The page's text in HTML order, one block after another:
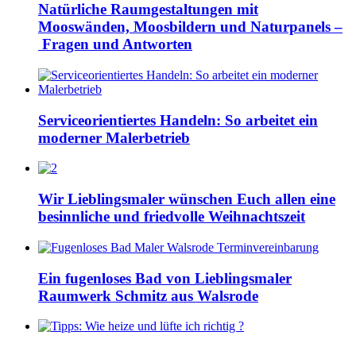
Natürliche Raumgestaltungen mit
Mooswänden, Moosbildern und Naturpanels –
Fragen und Antworten
Serviceorientiertes Handeln: So arbeitet ein
moderner Malerbetrieb
Wir Lieblingsmaler wünschen Euch allen eine
besinnliche und friedvolle Weihnachtszeit
Ein fugenloses Bad von Lieblingsmaler
Raumwerk Schmitz aus Walsrode